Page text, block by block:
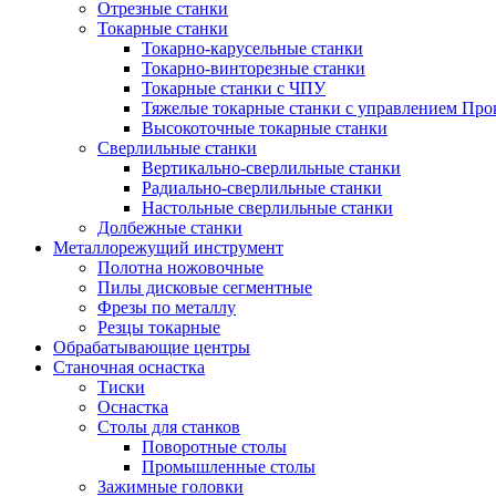
Отрезные станки
Токарные станки
Токарно-карусельные станки
Токарно-винторезные станки
Токарные станки с ЧПУ
Тяжелые токарные станки с управлением
Высокоточные токарные станки
Сверлильные станки
Вертикально-сверлильные станки
Радиально-сверлильные станки
Настольные сверлильные станки
Долбежные станки
Металлорежущий инструмент
Полотна ножовочные
Пилы дисковые сегментные
Фрезы по металлу
Резцы токарные
Обрабатывающие центры
Станочная оснастка
Тиски
Оснастка
Столы для станков
Поворотные столы
Промышленные столы
Зажимные головки